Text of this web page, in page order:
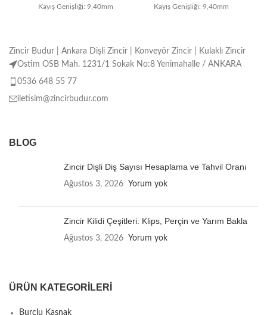
Kayış Genişliği: 9,40mm
Kayış Genişliği: 9,40mm
Zincir Budur | Ankara Dişli Zincir | Konveyör Zincir | Kulaklı Zincir
Ostim OSB Mah. 1231/1 Sokak No:8 Yenimahalle / ANKARA
0536 648 55 77
iletisim@zincirbudur.com
BLOG
Zincir Dişli Diş Sayısı Hesaplama ve Tahvil Oranı
Ağustos 3, 2026 Yorum yok
Zincir Kilidi Çeşitleri: Klips, Perçin ve Yarım Bakla
Ağustos 3, 2026 Yorum yok
ÜRÜN KATEGORILERI
Burçlu Kasnak